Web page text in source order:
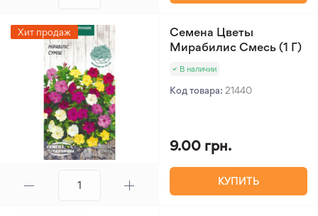
Хит продаж
Семена Цветы
Мирабилис Смесь (1 Г)
В наличии
Код товара: 21440
9.00 грн.
КУПИТЬ